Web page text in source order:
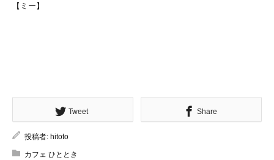
【ミー】
Tweet Share
投稿者: hitoto
カフェ ひととき